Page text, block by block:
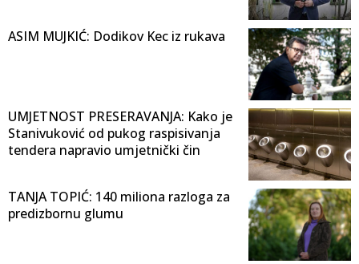
ASIM MUJKIĆ: Dodikov Kec iz rukava
UMJETNOST PRESERAVANJA: Kako je
Stanivuković od pukog raspisivanja
tendera napravio umjetnički čin
TANJA TOPIĆ: 140 miliona razloga za
predizbornu glumu